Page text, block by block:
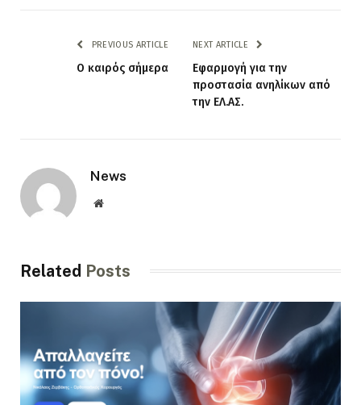
PREVIOUS ARTICLE
Ο καιρός σήμερα
NEXT ARTICLE
Εφαρμογή για την
προστασία ανηλίκων από
την ΕΛ.ΑΣ.
News
Website
Related Posts